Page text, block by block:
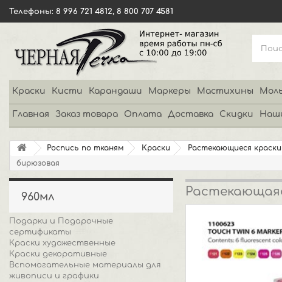
Телефоны: 8 996 721 4812, 8 800 707 4581
Краски Кисти Карандаши Маркеры Мастихины
Главная Заказ товара Оплата Доставка Скидки
Роспись по тканям Краски Растекающиеся краски
бирюзовая
960мл
Подарки и Подарочные
сертификаты
Краски художественные
Краски декоративные
Вспомогательные материалы для
живописи и графики